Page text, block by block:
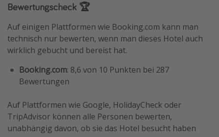
Bewertungscheck 🏆
Auf einigen Plattformen wie Booking.com kann man
technisch nur bewerten, wenn man dieses Hotel auch
wirklich gebucht und bereist hat.
Booking.com: 8,6 von 10 Punkten bei 287
Bewertungen
Auf Plattformen wie Google, HolidayCheck oder
TripAdvisor können alle Personen bewerten,
unabhängig davon, ob sie das Hotel besucht haben